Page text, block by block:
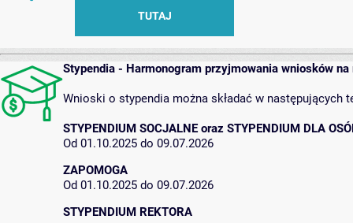
TUTAJ
Stypendia - Harmonogram przyjmowania wniosków
Wnioski o stypendia można składać w następujących
STYPENDIUM SOCJALNE oraz STYPENDIUM DLA
Od 01.10.2025 do 09.07.2026
ZAPOMOGA
Od 01.10.2025 do 09.07.2026
STYPENDIUM REKTORA